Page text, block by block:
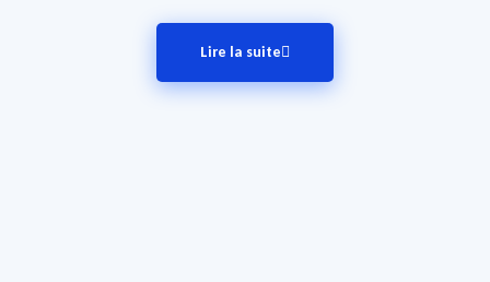
Lire la suite